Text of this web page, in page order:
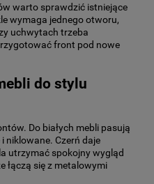
warto sprawdzić istniejące
wymaga jednego otworu,
uchwytach trzeba
front pod nowe
do stylu
Do białych mebli pasują
niklowane. Czerń daje
utrzymać spokojny wygląd
łączą się z metalowymi